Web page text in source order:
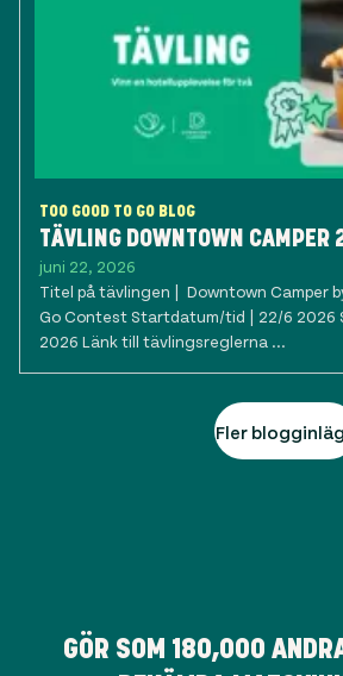
TOO GOOD TO GO BLOG
TÄVLING DOWNTOWN CAMPER
juni 22, 2026
Titel på tävlingen | Downtown Camper
Go Contest Startdatum/tid | 22/6 2026
2026 Länk till tävlingsreglerna ...
Fler
GÖR SOM 180,000